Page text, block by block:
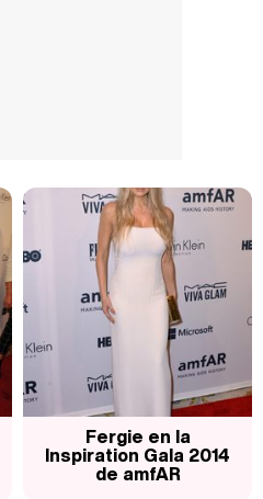
Fergie en la
Inspiration Gala 2014
de amfAR